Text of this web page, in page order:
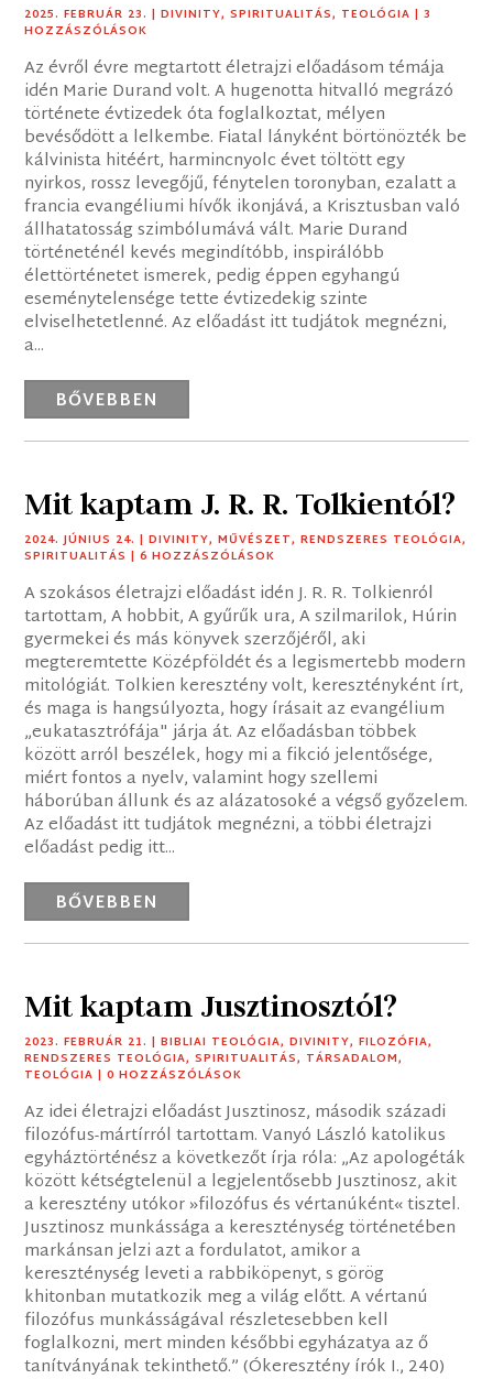
2025. FEBRUÁR 23. |DIVINITY,SPIRITUALITÁS, TEOLÓGIA | 3
HOZZÁSZÓLÁSOK
Az évről évre megtartott életrajzi előadásom témája
idén Marie Durand volt. A hugenotta hitvalló megrázó
története évtizedek óta foglalkoztat, mélyen
bevésődött a lelkembe. Fiatal lányként börtönözték be
kálvinista hitéért, harmincnyolc évet töltött egy
nyirkos, rossz levegőjű, fénytelen toronyban, ezalatt a
francia evangéliumi hívők ikonjává, a Krisztusban való
állhatatosság szimbólumává vált. Marie Durand
történeténél kevés megindítóbb, inspirálóbb
élettörténetet ismerek, pedig éppen egyhangú
eseménytelensége tette évtizedekig szinte
elviselhetetlenné. Az előadást itt tudjátok megnézni,
a...
BŐVEBBEN
Mit kaptam J. R. R. Tolkientól?
2024. JÚNIUS 24. |DIVINITY,MŰVÉSZET,RENDSZERES TEOLÓGIA,
SPIRITUALITÁS | 6 HOZZÁSZÓLÁSOK
A szokásos életrajzi előadást idén J. R. R. Tolkienról
tartottam, A hobbit, A gyűrűk ura, A szilmarilok, Húrin
gyermekei és más könyvek szerzőjéről, aki
megteremtette Középföldét és a legismertebb modern
mitológiát. Tolkien keresztény volt, keresztényként írt,
és maga is hangsúlyozta, hogy írásait az evangélium
„eukatasztrófája" járja át. Az előadásban többek
között arról beszélek, hogy mi a fikció jelentősége,
miért fontos a nyelv, valamint hogy szellemi
háborúban állunk és az alázatosoké a végső győzelem.
Az előadást itt tudjátok megnézni, a többi életrajzi
előadást pedig itt...
BŐVEBBEN
Mit kaptam Jusztinosztól?
2023. FEBRUÁR 21. |BIBLIAI TEOLÓGIA,DIVINITY,FILOZÓFIA,
RENDSZERES TEOLÓGIA,SPIRITUALITÁS, TÁRSADALOM,
TEOLÓGIA | 0 HOZZÁSZÓLÁSOK
Az idei életrajzi előadást Jusztinosz, második századi
filozófus-mártírról tartottam. Vanyó László katolikus
egyháztörténész a következőt írja róla: „Az apologéták
között kétségtelenül a legjelentősebb Jusztinosz, akit
a keresztény utókor »filozófus és vértanúként« tisztel.
Jusztinosz munkássága a kereszténység történetében
markánsan jelzi azt a fordulatot, amikor a
kereszténység leveti a rabbiköpenyt, s görög
khitonban mutatkozik meg a világ előtt. A vértanú
filozófus munkásságával részletesebben kell
foglalkozni, mert minden későbbi egyházatya az ő
tanítványának tekinthető.” (Ókeresztény írók I., 240)